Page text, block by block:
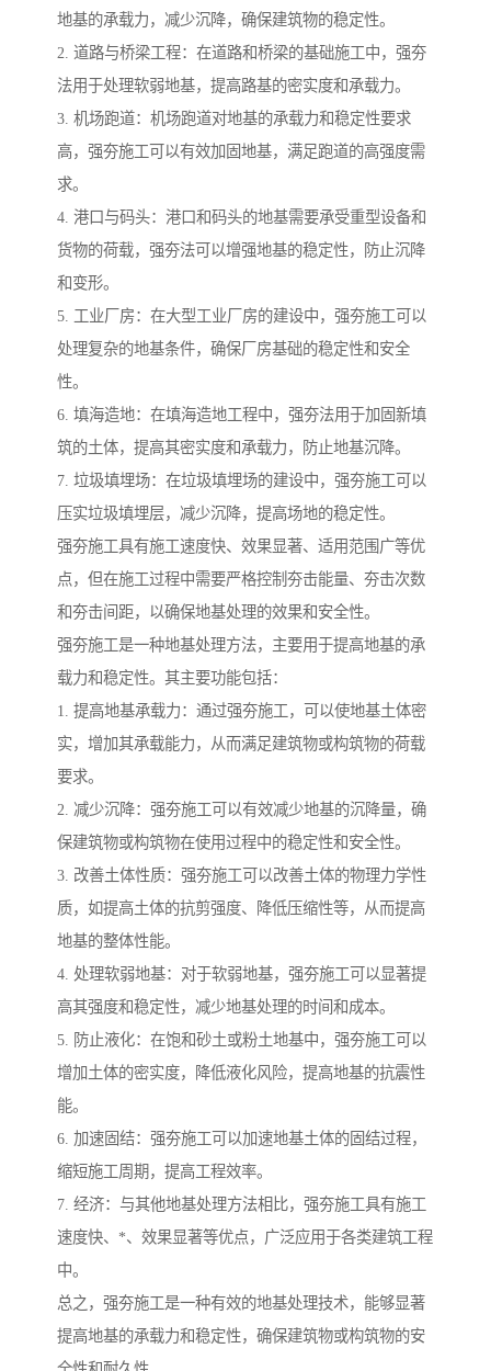
地基的承载力，减少沉降，确保建筑物的稳定性。
2. 道路与桥梁工程：在道路和桥梁的基础施工中，强夯
法用于处理软弱地基，提高路基的密实度和承载力。
3. 机场跑道：机场跑道对地基的承载力和稳定性要求
高，强夯施工可以有效加固地基，满足跑道的高强度需
求。
4. 港口与码头：港口和码头的地基需要承受重型设备和
货物的荷载，强夯法可以增强地基的稳定性，防止沉降
和变形。
5. 工业厂房：在大型工业厂房的建设中，强夯施工可以
处理复杂的地基条件，确保厂房基础的稳定性和安全
性。
6. 填海造地：在填海造地工程中，强夯法用于加固新填
筑的土体，提高其密实度和承载力，防止地基沉降。
7. 垃圾填埋场：在垃圾填埋场的建设中，强夯施工可以
压实垃圾填埋层，减少沉降，提高场地的稳定性。
强夯施工具有施工速度快、效果显著、适用范围广等优
点，但在施工过程中需要严格控制夯击能量、夯击次数
和夯击间距，以确保地基处理的效果和安全性。
强夯施工是一种地基处理方法，主要用于提高地基的承
载力和稳定性。其主要功能包括：
1. 提高地基承载力：通过强夯施工，可以使地基土体密
实，增加其承载能力，从而满足建筑物或构筑物的荷载
要求。
2. 减少沉降：强夯施工可以有效减少地基的沉降量，确
保建筑物或构筑物在使用过程中的稳定性和安全性。
3. 改善土体性质：强夯施工可以改善土体的物理力学性
质，如提高土体的抗剪强度、降低压缩性等，从而提高
地基的整体性能。
4. 处理软弱地基：对于软弱地基，强夯施工可以显著提
高其强度和稳定性，减少地基处理的时间和成本。
5. 防止液化：在饱和砂土或粉土地基中，强夯施工可以
增加土体的密实度，降低液化风险，提高地基的抗震性
能。
6. 加速固结：强夯施工可以加速地基土体的固结过程，
缩短施工周期，提高工程效率。
7. 经济：与其他地基处理方法相比，强夯施工具有施工
速度快、*、效果显著等优点，广泛应用于各类建筑工程
中。
总之，强夯施工是一种有效的地基处理技术，能够显著
提高地基的承载力和稳定性，确保建筑物或构筑物的安